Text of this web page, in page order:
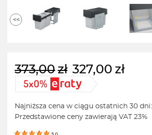
<<
373,00 zł
Pierwotna
cena
wynosiła:
373,00zł.
327,00 zł
Aktualna
cena
wynosi:
327,00zł.
Najniższa cena w ciągu ostatnich 30 dni:
Przedstawione ceny zawierają VAT 23%